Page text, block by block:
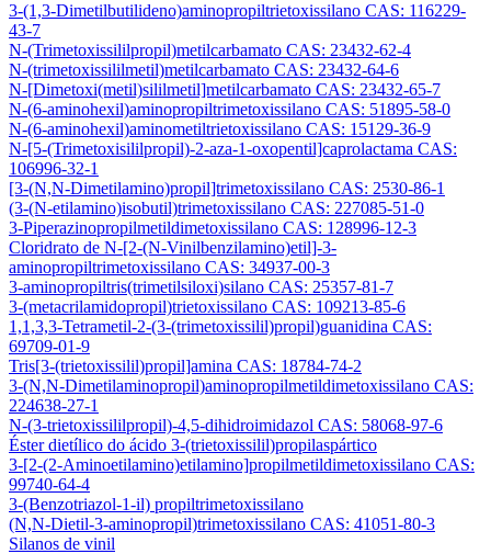
3-(1,3-Dimetilbutilideno)aminopropiltrietoxissilano CAS: 116229-
43-7
N-(Trimetoxissililpropil)metilcarbamato CAS: 23432-62-4
N-(trimetoxissililmetil)metilcarbamato CAS: 23432-64-6
N-[Dimetoxi(metil)sililmetil]metilcarbamato CAS: 23432-65-7
N-(6-aminohexil)aminopropiltrimetoxissilano CAS: 51895-58-0
N-(6-aminohexil)aminometiltrietoxissilano CAS: 15129-36-9
N-[5-(Trimetoxisililpropil)-2-aza-1-oxopentil]caprolactama CAS:
106996-32-1
[3-(N,N-Dimetilamino)propil]trimetoxissilano CAS: 2530-86-1
(3-(N-etilamino)isobutil)trimetoxissilano CAS: 227085-51-0
3-Piperazinopropilmetildimetoxissilano CAS: 128996-12-3
Cloridrato de N-[2-(N-Vinilbenzilamino)etil]-3-
aminopropiltrimetoxissilano CAS: 34937-00-3
3-aminopropiltris(trimetilsiloxi)silano CAS: 25357-81-7
3-(metacrilamidopropil)trietoxissilano CAS: 109213-85-6
1,1,3,3-Tetrametil-2-(3-(trimetoxissilil)propil)guanidina CAS:
69709-01-9
Tris[3-(trietoxissilil)propil]amina CAS: 18784-74-2
3-(N,N-Dimetilaminopropil)aminopropilmetildimetoxissilano CAS:
224638-27-1
N-(3-trietoxissililpropil)-4,5-dihidroimidazol CAS: 58068-97-6
Éster dietílico do ácido 3-(trietoxissilil)propilaspártico
3-[2-(2-Aminoetilamino)etilamino]propilmetildimetoxissilano CAS:
99740-64-4
3-(Benzotriazol-1-il) propiltrimetoxissilano
(N,N-Dietil-3-aminopropil)trimetoxissilano CAS: 41051-80-3
Silanos de vinil